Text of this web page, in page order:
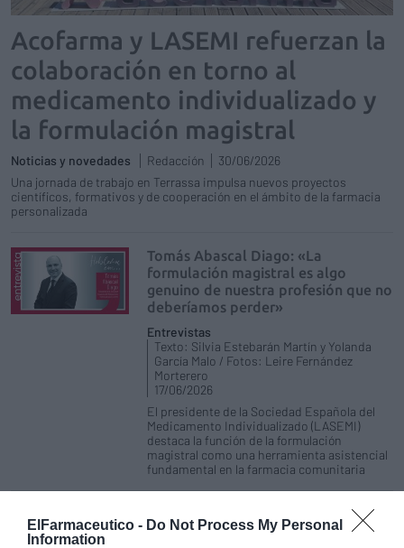
ElFarmaceutico - Do Not Process My Personal
Information
Acofarma y LASEMI refuerzan la
colaboración en torno al
medicamento individualizado y
la formulación magistral
Noticias y novedades Redacción
30/06/2026
Una jornada de trabajo en Terrassa impulsa nuevos proyectos
científicos, formativos y de cooperación en el ámbito de la farmacia
personalizada
Tomás Abascal Diago: «La
formulación magistral es algo
genuino de nuestra profesión que no
deberíamos perder»
Entrevistas
Texto: Silvia Estebarán Martín y Yolanda
García Malo / Fotos: Leire Fernández
Morterero
17/06/2026
El presidente de la Sociedad Española del
Medicamento Individualizado (LASEMI)
destaca la función de la formulación
magistral como una herramienta asistencial
fundamental en la farmacia comunitaria
Internacional del Medicamento